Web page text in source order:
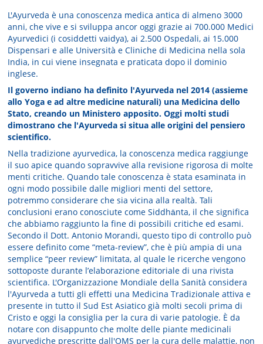
L'Ayurveda è una conoscenza medica antica di almeno 3000
anni, che vive e si sviluppa ancor oggi grazie ai 700.000 Medici
Ayurvedici (i cosiddetti vaidya), ai 2.500 Ospedali, ai 15.000
Dispensari e alle Università e Cliniche di Medicina nella sola
India, in cui viene insegnata e praticata dopo il dominio
inglese.
Il governo indiano ha definito l'Ayurveda nel 2014 (assieme
allo Yoga e ad altre medicine naturali) una Medicina dello
Stato, creando un Ministero apposito. Oggi molti studi
dimostrano che l'Ayurveda si situa alle origini del pensiero
scientifico.
Nella tradizione ayurvedica, la conoscenza medica raggiunge
il suo apice quando sopravvive alla revisione rigorosa di molte
menti critiche. Quando tale conoscenza è stata esaminata in
ogni modo possibile dalle migliori menti del settore,
potremmo considerare che sia vicina alla realtà. Tali
conclusioni erano conosciute come Siddhānta, il che significa
che abbiamo raggiunto la fine di possibili critiche ed esami.
Secondo il Dott. Antonio Morandi, questo tipo di controllo può
essere definito come “meta-review”, che è più ampia di una
semplice “peer review” limitata, al quale le ricerche vengono
sottoposte durante l’elaborazione editoriale di una rivista
scientifica. L'Organizzazione Mondiale della Sanità considera
l'Ayurveda a tutti gli effetti una Medicina Tradizionale attiva e
presente in tutto il Sud Est Asiatico già molti secoli prima di
Cristo e oggi la consiglia per la cura di varie patologie. È da
notare con disappunto che molte delle piante medicinali
ayurvediche prescritte dall'OMS per la cura delle malattie, non